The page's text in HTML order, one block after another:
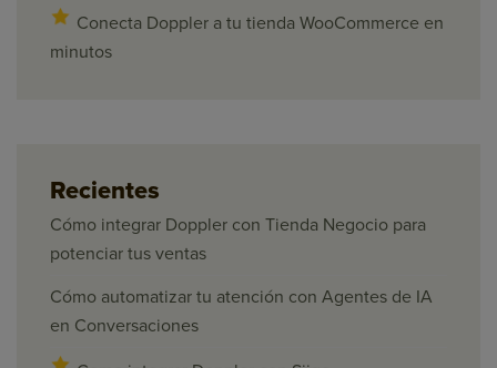
Conecta Doppler a tu tienda WooCommerce en
minutos
Recientes
Cómo integrar Doppler con Tienda Negocio para
potenciar tus ventas
Cómo automatizar tu atención con Agentes de IA
en Conversaciones